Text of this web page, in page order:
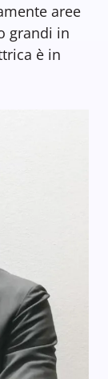
aree
grandi in
è in